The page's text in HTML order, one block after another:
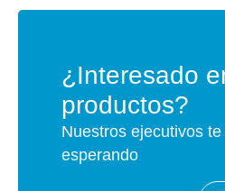
¿Interesado
productos?
Nuestros ejecutivos te
esperando